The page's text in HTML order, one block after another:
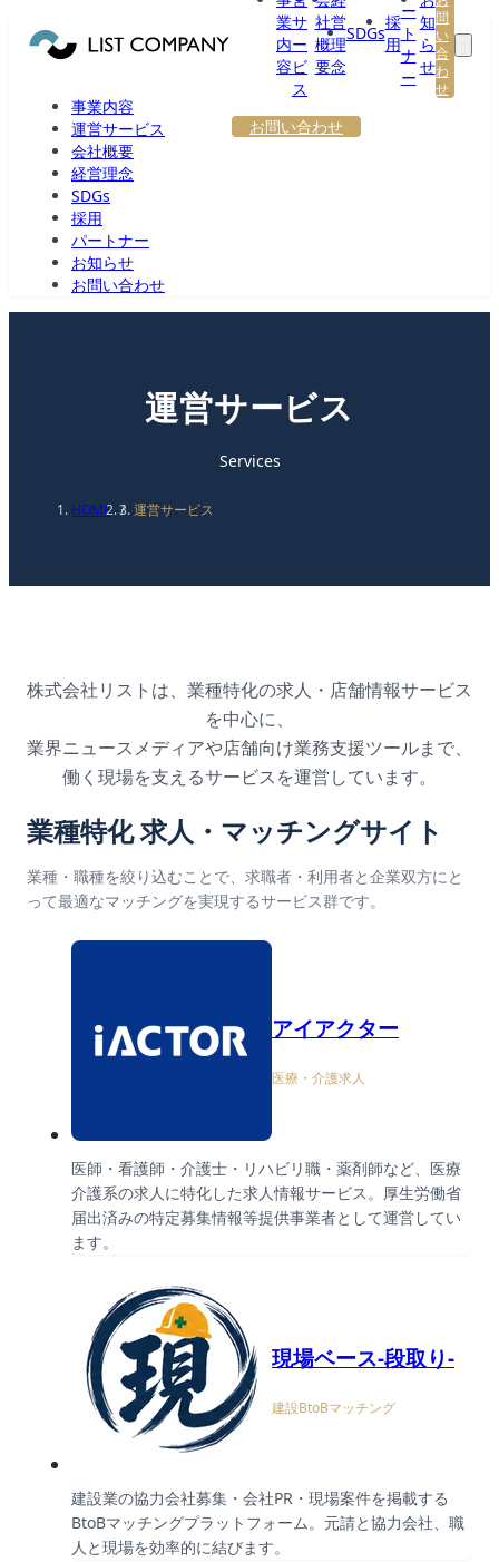
業
内
容
サ
ー
ビ
ス
社
概
要
営
理
念
SDGs
採
用
ー
ト
ナ
ー
知
ら
せ
お問い合わせ
問
い
合
わ
せ
事業内容
運営サービス
会社概要
経営理念
SDGs
採用
パートナー
お知らせ
お問い合わせ
運営サービス
Services
HOME / 運営サービス
株式会社リストは、業種特化の求人・店舗情報サービス
を中心に、
業界ニュースメディアや店舗向け業務支援ツールまで、
働く現場を支えるサービスを運営しています。
業種特化 求人・マッチングサイト
業種・職種を絞り込むことで、求職者・利用者と企業双方にと
って最適なマッチングを実現するサービス群です。
アイアクター
医療・介護求人
医師・看護師・介護士・リハビリ職・薬剤師など、医療
介護系の求人に特化した求人情報サービス。厚生労働省
届出済みの特定募集情報等提供事業者として運営してい
ます。
現場ベース-段取り-
建設BtoBマッチング
建設業の協力会社募集・会社PR・現場案件を掲載する
BtoBマッチングプラットフォーム。元請と協力会社、職
人と現場を効率的に結びます。